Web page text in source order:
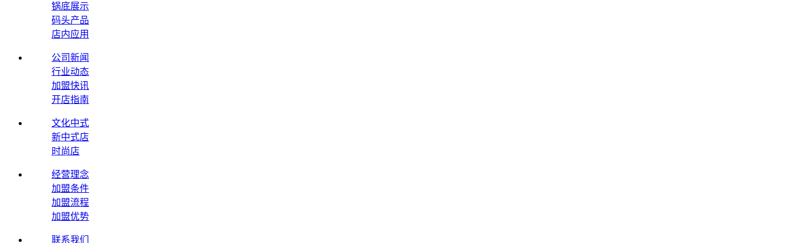
锅底展示
码头产品
店内应用
公司新闻
行业动态
加盟快讯
开店指南
文化中式
新中式店
时尚店
经营理念
加盟条件
加盟流程
加盟优势
联系我们